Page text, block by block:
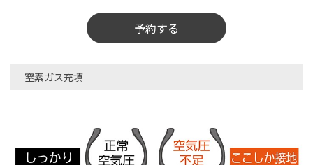
予約する
窒素ガス充填